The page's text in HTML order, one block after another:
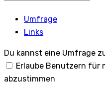
Umfrage
Links
Du kannst eine Umfrage
Erlaube Benutzern für
abzustimmen